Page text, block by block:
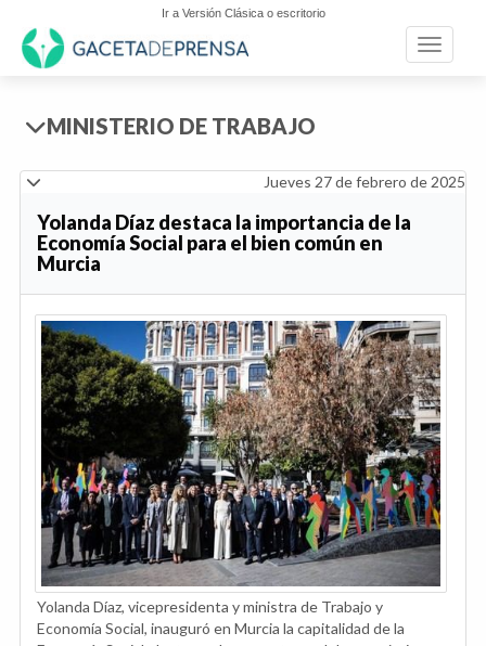
Ir a Versión Clásica o escritorio
Toggle
MINISTERIO DE TRABAJO
Jueves 27 de febrero de 2025
Yolanda Díaz destaca la importancia de la
Economía Social para el bien común en
Murcia
Yolanda Díaz, vicepresidenta y ministra de Trabajo y
Economía Social, inauguró en Murcia la capitalidad de la